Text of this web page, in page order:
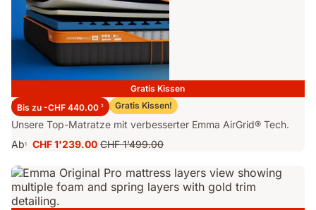
Gratis Kissen
Bis zu -CHF 440.00 2 Gratis Kissen!
Emma Performance 26 Matratze
Unsere Top-Matratze mit verbesserter Emma AirGrid® Tech.
Ab1
Preis
CHF 1'239.00 Ursprünglicher
CHF 1'499.00
CHF 1'499.00